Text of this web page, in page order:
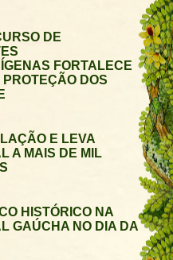
DE
FORTALECE
DOS
E LEVA
A MAIS DE MIL
HISTÓRICO NA
GAÚCHA NO DIA DA